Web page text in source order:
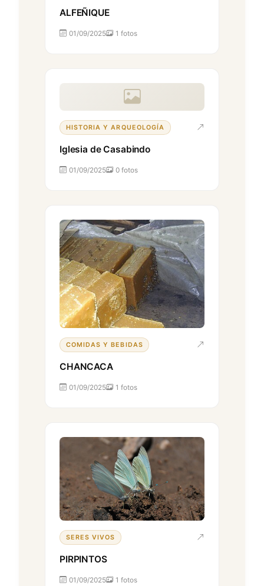
ALFEÑIQUE
01/09/2025 1 fotos
HISTORIA Y ARQUEOLOGÍA
Iglesia de Casabindo
01/09/2025 0 fotos
COMIDAS Y BEBIDAS
CHANCACA
01/09/2025 1 fotos
SERES VIVOS
PIRPINTOS
01/09/2025 1 fotos